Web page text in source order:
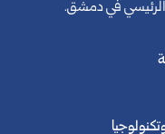
الرئيسي في دمشق.